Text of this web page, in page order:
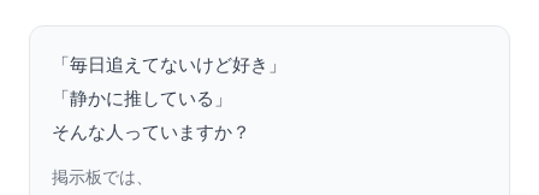
「毎日追えてないけど好き」
「静かに推している」
そんな人っていますか？
掲示板では、